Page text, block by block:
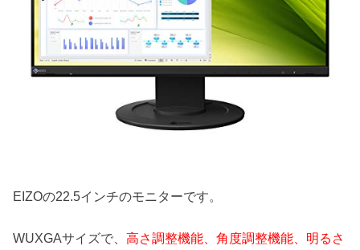
EIZOの22.5インチのモニターです。
WUXGAサイズで、 高さ調整機能、角度調整機能、明るさ